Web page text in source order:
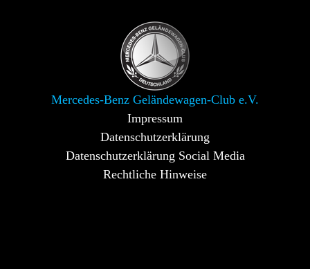
Mercedes-Benz Geländewagen-Club e.V.
Impressum
Datenschutzerklärung
Datenschutzerklärung Social Media
Rechtliche Hinweise